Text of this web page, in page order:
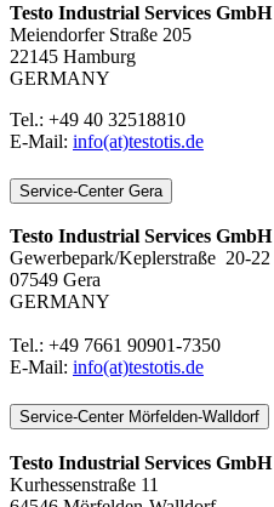
Testo Industrial Services GmbH
Meiendorfer Straße 205
22145 Hamburg
GERMANY
Tel.: +49 40 32518810
E-Mail: info(at)testotis.de
Service-Center Gera
Testo Industrial Services GmbH
Gewerbepark/Keplerstraße 20-22
07549 Gera
GERMANY
Tel.: +49 7661 90901-7350
E-Mail: info(at)testotis.de
Service-Center Mörfelden-Walldorf
Testo Industrial Services GmbH
Kurhessenstraße 11